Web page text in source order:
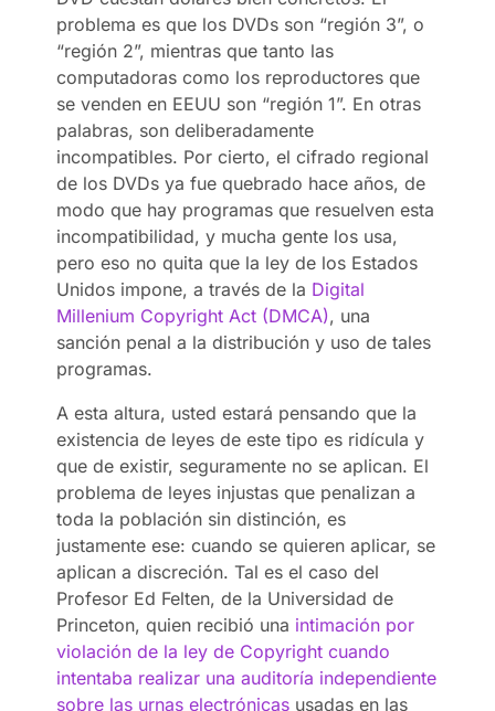
problema es que los DVDs son “región 3”, o
“región 2”, mientras que tanto las
computadoras como los reproductores que
se venden en EEUU son “región 1”. En otras
palabras, son deliberadamente
incompatibles. Por cierto, el cifrado regional
de los DVDs ya fue quebrado hace años, de
modo que hay programas que resuelven esta
incompatibilidad, y mucha gente los usa,
pero eso no quita que la ley de los Estados
Unidos impone, a través de la Digital
Millenium Copyright Act (DMCA), una
sanción penal a la distribución y uso de tales
programas.
A esta altura, usted estará pensando que la
existencia de leyes de este tipo es ridícula y
que de existir, seguramente no se aplican. El
problema de leyes injustas que penalizan a
toda la población sin distinción, es
justamente ese: cuando se quieren aplicar, se
aplican a discreción. Tal es el caso del
Profesor Ed Felten, de la Universidad de
Princeton, quien recibió una intimación por
violación de la ley de Copyright cuando
intentaba realizar una auditoría independiente
sobre las urnas electrónicas usadas en las